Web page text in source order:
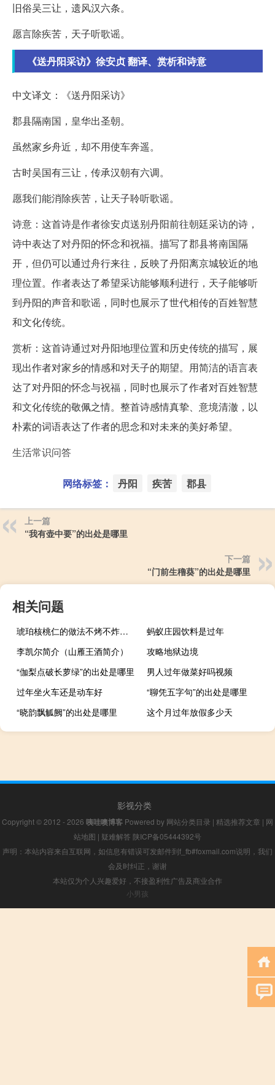
旧俗吴三让，遗风汉六条。
愿言除疾苦，天子听歌谣。
《送丹阳采访》徐安贞 翻译、赏析和诗意
中文译文：《送丹阳采访》
郡县隔南国，皇华出圣朝。
虽然家乡舟近，却不用使车奔遥。
古时吴国有三让，传承汉朝有六调。
愿我们能消除疾苦，让天子聆听歌谣。
诗意：这首诗是作者徐安贞送别丹阳前往朝廷采访的诗，
诗中表达了对丹阳的怀念和祝福。描写了郡县将南国隔
开，但仍可以通过舟行来往，反映了丹阳离京城较近的地
理位置。作者表达了希望采访能够顺利进行，天子能够听
到丹阳的声音和歌谣，同时也展示了世代相传的百姓智慧
和文化传统。
赏析：这首诗通过对丹阳地理位置和历史传统的描写，展
现出作者对家乡的情感和对天子的期望。用简洁的语言表
达了对丹阳的怀念与祝福，同时也展示了作者对百姓智慧
和文化传统的敬佩之情。整首诗感情真挚、意境清澈，以
朴素的词语表达了作者的思念和对未来的美好希望。
生活常识问答
网络标签： 丹阳 疾苦 郡县
上一篇
“我有壶中要”的出处是哪里
下一篇
“门前生穞葵”的出处是哪里
相关问题
琥珀核桃仁的做法不烤不炸（琥珀核桃仁的做法）
蚂蚁庄园饮料是过年
李凯尔简介（山雁王酒简介）
攻略地狱边境
“伽梨点破长萝绿”的出处是哪里
男人过年做菜好吗视频
过年坐火车还是动车好
“聊凭五字句”的出处是哪里
“晓韵飘觚阙”的出处是哪里
这个月过年放假多少天
影视分类
Copyright © 2012 - 2026 咦哇噢博客 Powered by 网站分类目录 | 精选推荐文章 | 网
站地图 | 疑难解答 陕ICP备05444392号
声明：本站内容来自互联网，如信息有错误可发邮件到f_fb#foxmail.com说明，我们
会及时纠正，谢谢
本站仅为个人兴趣爱好，不接盈利性广告及商业合作
小男孩